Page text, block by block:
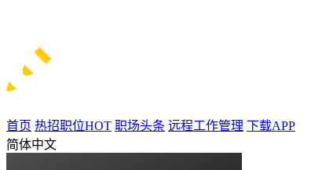
首页 热招职位HOT 职场头条 远程工作管理 下载APP
简体中文